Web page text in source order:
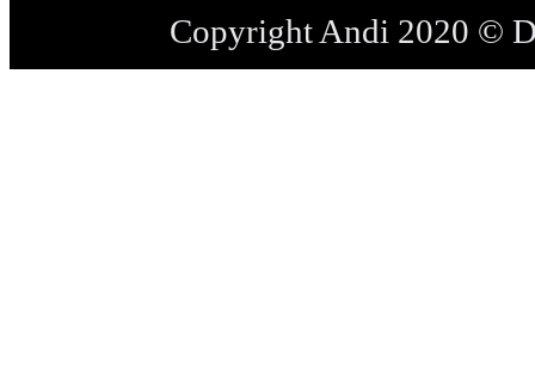
Copyright Andi 2020 ©